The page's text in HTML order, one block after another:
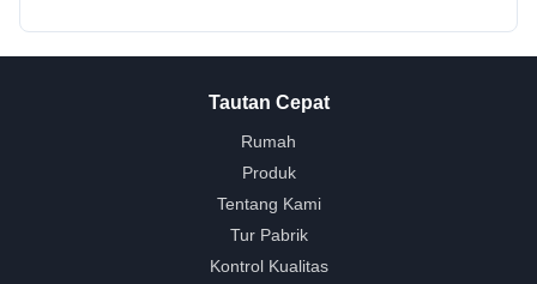
Tautan Cepat
Rumah
Produk
Tentang Kami
Tur Pabrik
Kontrol Kualitas